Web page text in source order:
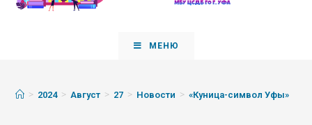
МЕНЮ
> 2024 > Август > 27 > Новости > «Куница-символ Уфы»